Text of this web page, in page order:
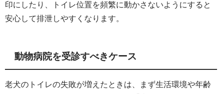
印にしたり、トイレ位置を頻繁に動かさないようにすると
安心して排泄しやすくなります。
動物病院を受診すべきケース
老犬のトイレの失敗が増えたときは、まず生活環境や年齢